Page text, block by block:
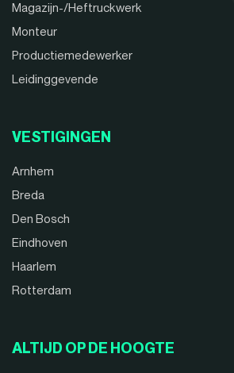
Magazijn-/Heftruckwerk
Monteur
Productiemedewerker
Leidinggevende
VESTIGINGEN
Arnhem
Breda
Den Bosch
Eindhoven
Haarlem
Rotterdam
ALTIJD OP DE HOOGTE